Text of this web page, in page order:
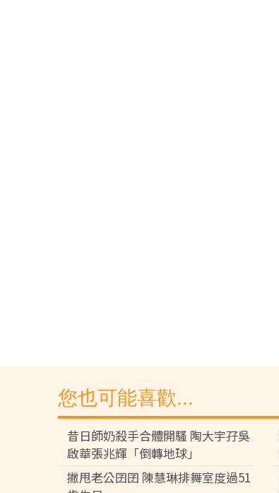
您也可能喜歡...
昔日師奶殺手合體開騷 陶大宇孖吳
啟華張兆輝「倒轉地球」
撇甩老公囝囝 陳慧琳排舞室度過51